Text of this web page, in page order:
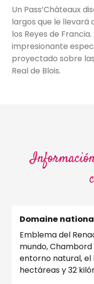
Un Pass’Châteaux
largos que le llevará
los Reyes de
impresionante
proyectado sobre
Real de Blois.
Domaine
Emblema del
mundo,
entorno natural, el
hectáreas y 32